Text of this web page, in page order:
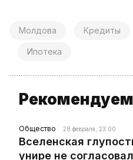
Молдова Кредиты
Ипотека
Рекомендуем
Общество 28 февраля, 23:00
Вселенская
унире не